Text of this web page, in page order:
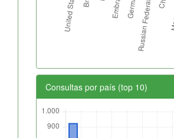
Consultas por país (top 10)